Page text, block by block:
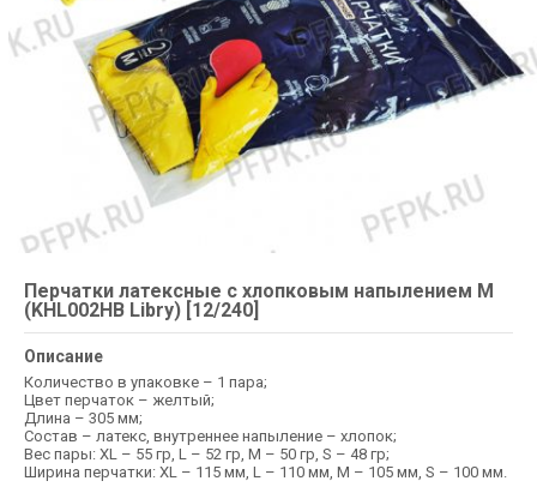
Перчатки латексные с хлопковым напылением M
(KHL002HB Libry) [12/240]
Описание
Количество в упаковке – 1 пара;
Цвет перчаток – желтый;
Длина – 305 мм;
Состав – латекс, внутреннее напыление – хлопок;
Вес пары: XL – 55 гр, L – 52 гр, M – 50 гр, S – 48 гр;
Ширина перчатки: XL – 115 мм, L – 110 мм, M – 105 мм, S – 100 мм.